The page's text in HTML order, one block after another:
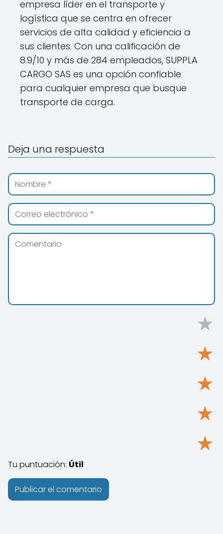
empresa líder en el transporte y
logística que se centra en ofrecer
servicios de alta calidad y eficiencia a
sus clientes. Con una calificación de
8.9/10 y más de 284 empleados, SUPPLA
CARGO SAS es una opción confiable
para cualquier empresa que busque
transporte de carga.
Deja una respuesta
★
★
★
★
★
Tu puntuación: Útil